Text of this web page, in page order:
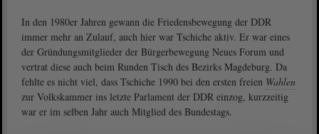
In den 1980er Jahren gewann die Friedensbewegung der DDR
immer mehr an Zulauf, auch hier war Tschiche aktiv. Er war eines
der Gründungsmitglieder der Bürgerbewegung Neues Forum und
vertrat diese auch beim Runden Tisch des Bezirks Magdeburg. Da
fehlte es nicht viel, dass Tschiche 1990 bei den ersten freien Wahlen
zur Volkskammer ins letzte Parlament der DDR einzog, kurzzeitig
war er im selben Jahr auch Mitglied des Bundestags.